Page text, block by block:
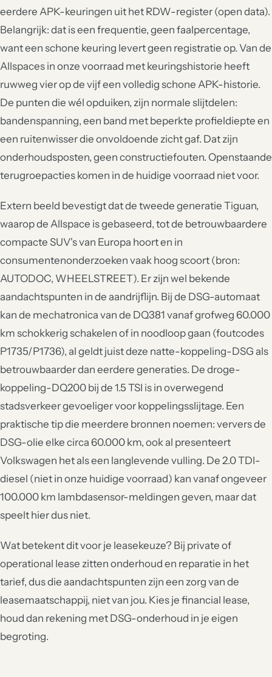
eerdere APK-keuringen uit het RDW-register (open data).
Belangrijk: dat is een frequentie, geen faalpercentage,
want een schone keuring levert geen registratie op. Van de
Allspaces in onze voorraad met keuringshistorie heeft
ruwweg vier op de vijf een volledig schone APK-historie.
De punten die wél opduiken, zijn normale slijtdelen:
bandenspanning, een band met beperkte profieldiepte en
een ruitenwisser die onvoldoende zicht gaf. Dat zijn
onderhoudsposten, geen constructiefouten. Openstaande
terugroepacties komen in de huidige voorraad niet voor.
Extern beeld bevestigt dat de tweede generatie Tiguan,
waarop de Allspace is gebaseerd, tot de betrouwbaardere
compacte SUV's van Europa hoort en in
consumentenonderzoeken vaak hoog scoort (bron:
AUTODOC, WHEELSTREET). Er zijn wel bekende
aandachtspunten in de aandrijflijn. Bij de DSG-automaat
kan de mechatronica van de DQ381 vanaf grofweg 60.000
km schokkerig schakelen of in noodloop gaan (foutcodes
P1735/P1736), al geldt juist deze natte-koppeling-DSG als
betrouwbaarder dan eerdere generaties. De droge-
koppeling-DQ200 bij de 1.5 TSI is in overwegend
stadsverkeer gevoeliger voor koppelingsslijtage. Een
praktische tip die meerdere bronnen noemen: ververs de
DSG-olie elke circa 60.000 km, ook al presenteert
Volkswagen het als een langlevende vulling. De 2.0 TDI-
diesel (niet in onze huidige voorraad) kan vanaf ongeveer
100.000 km lambdasensor-meldingen geven, maar dat
speelt hier dus niet.
Wat betekent dit voor je leasekeuze? Bij private of
operational lease zitten onderhoud en reparatie in het
tarief, dus die aandachtspunten zijn een zorg van de
leasemaatschappij, niet van jou. Kies je financial lease,
houd dan rekening met DSG-onderhoud in je eigen
begroting.